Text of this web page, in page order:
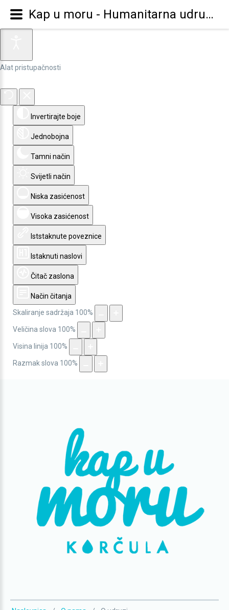
Alat pristupačnosti
Invertirajte boje
Jednobojna
Tamni način
Svijetli način
Niska zasićenost
Visoka zasićenost
Iststaknute poveznice
Istaknuti naslovi
Čitač zaslona
Način čitanja
Skaliranje sadržaja 100%
Veličina slova 100%
Visina linija 100%
Razmak slova 100%
Kap u moru - Humanitarna udruga za djecu, mlade i obitelj - Otok Korčula - O udruzi